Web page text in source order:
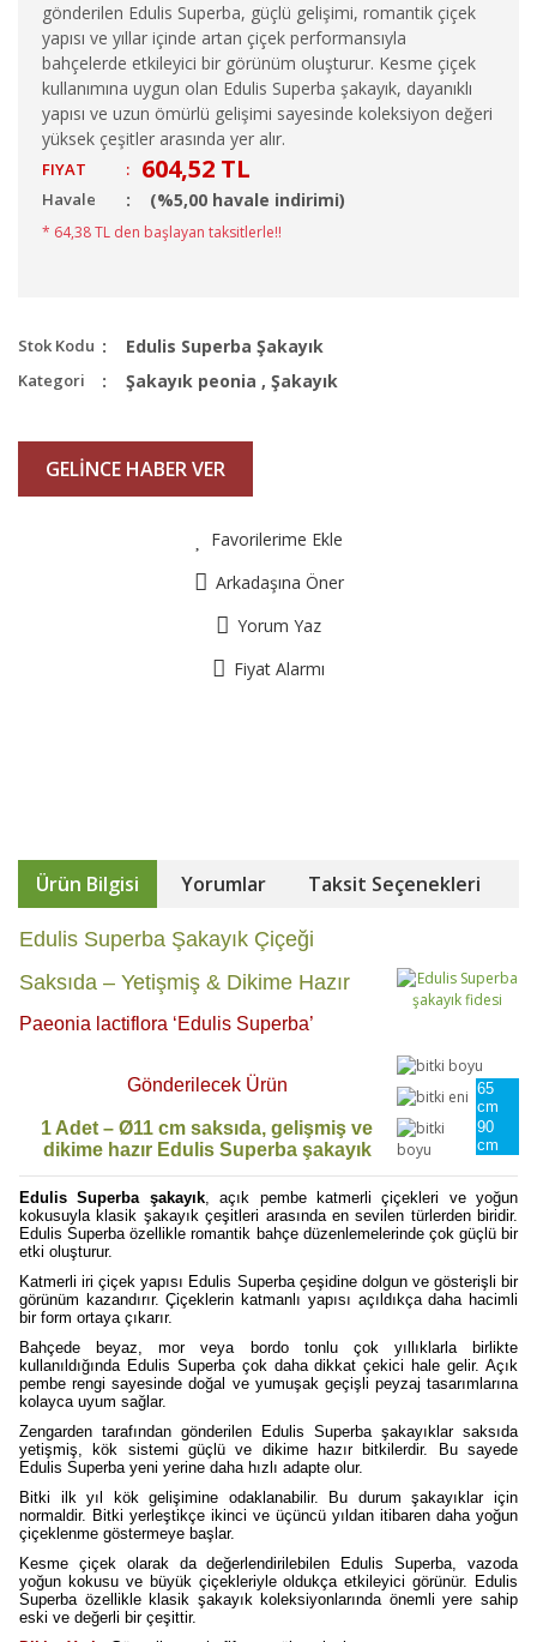
gönderilen Edulis Superba, güçlü gelişimi, romantik çiçek
yapısı ve yıllar içinde artan çiçek performansıyla
bahçelerde etkileyici bir görünüm oluşturur. Kesme çiçek
kullanımına uygun olan Edulis Superba şakayık, dayanıklı
yapısı ve uzun ömürlü gelişimi sayesinde koleksiyon değeri
yüksek çeşitler arasında yer alır.
FIYAT : 604,52 TL
Havale (%5,00 havale indirimi)
* 64,38 TL den başlayan taksitlerle!!
Stok Kodu Edulis Superba Şakayık
Kategori Şakayık peonia , Şakayık
GELİNCE HABER VER
Favorilerime Ekle
Arkadaşına Öner
Yorum Yaz
Fiyat Alarmı
Ürün Bilgisi Yorumlar Taksit Seçenekleri
Edulis Superba Şakayık Çiçeği
Saksıda – Yetişmiş & Dikime Hazır
Paeonia lactiflora ‘Edulis Superba’
Gönderilecek Ürün
65
cm
1 Adet – Ø11 cm saksıda, gelişmiş ve
dikime hazır Edulis Superba şakayık
90
cm
Edulis Superba şakayık, açık pembe katmerli çiçekleri ve yoğun
kokusuyla klasik şakayık çeşitleri arasında en sevilen türlerden biridir.
Edulis Superba özellikle romantik bahçe düzenlemelerinde çok güçlü bir
etki oluşturur.
Katmerli iri çiçek yapısı Edulis Superba çeşidine dolgun ve gösterişli bir
görünüm kazandırır. Çiçeklerin katmanlı yapısı açıldıkça daha hacimli
bir form ortaya çıkarır.
Bahçede beyaz, mor veya bordo tonlu çok yıllıklarla birlikte
kullanıldığında Edulis Superba çok daha dikkat çekici hale gelir. Açık
pembe rengi sayesinde doğal ve yumuşak geçişli peyzaj tasarımlarına
kolayca uyum sağlar.
Zengarden tarafından gönderilen Edulis Superba şakayıklar saksıda
yetişmiş, kök sistemi güçlü ve dikime hazır bitkilerdir. Bu sayede
Edulis Superba yeni yerine daha hızlı adapte olur.
Bitki ilk yıl kök gelişimine odaklanabilir. Bu durum şakayıklar için
normaldir. Bitki yerleştikçe ikinci ve üçüncü yıldan itibaren daha yoğun
çiçeklenme göstermeye başlar.
Kesme çiçek olarak da değerlendirilebilen Edulis Superba, vazoda
yoğun kokusu ve büyük çiçekleriyle oldukça etkileyici görünür. Edulis
Superba özellikle klasik şakayık koleksiyonlarında önemli yere sahip
eski ve değerli bir çeşittir.